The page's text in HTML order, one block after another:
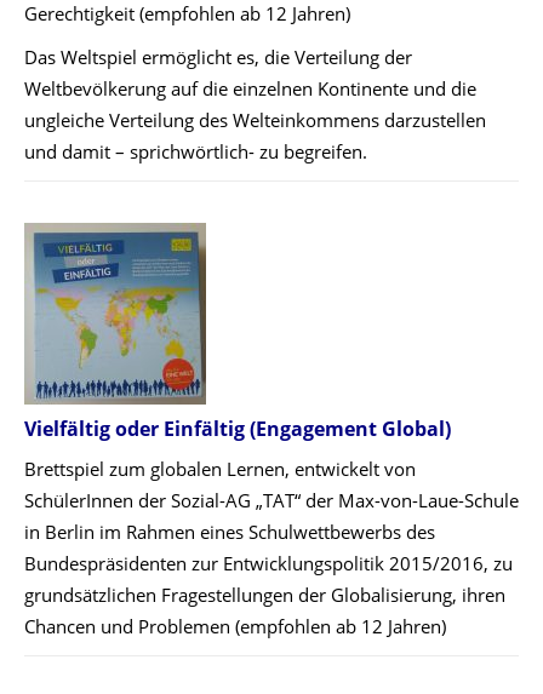
Gerechtigkeit (empfohlen ab 12 Jahren)
Das Weltspiel ermöglicht es, die Verteilung der
Weltbevölkerung auf die einzelnen Kontinente und die
ungleiche Verteilung des Welteinkommens darzustellen
und damit – sprichwörtlich- zu begreifen.
Vielfältig oder Einfältig(Engagement Global)
Brettspiel zum globalen Lernen, entwickelt von
SchülerInnen der Sozial-AG „TAT“ der Max-von-Laue-Schule
in Berlin im Rahmen eines Schulwettbewerbs des
Bundespräsidenten zur Entwicklungspolitik 2015/2016, zu
grundsätzlichen Fragestellungen der Globalisierung, ihren
Chancen und Problemen (empfohlen ab 12 Jahren)